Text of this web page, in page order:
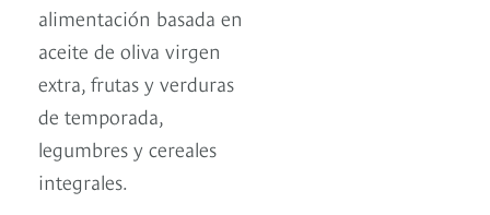
alimentación basada en
aceite de oliva virgen
extra, frutas y verduras
de temporada,
legumbres y cereales
integrales.